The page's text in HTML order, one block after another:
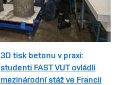
3D tisk betonu v praxi:
studenti FAST VUT ovládli
mezinárodní stáž ve Francii